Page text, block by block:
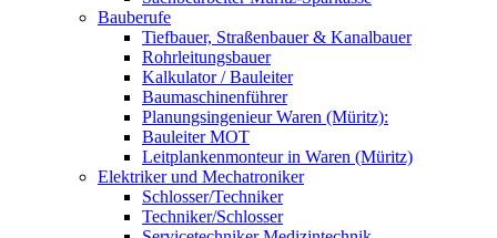
Bauberufe
Tiefbauer, Straßenbauer & Kanalbauer
Rohrleitungsbauer
Kalkulator / Bauleiter
Baumaschinenführer
Planungsingenieur Waren (Müritz):
Bauleiter MOT
Leitplankenmonteur in Waren (Müritz)
Elektriker und Mechatroniker
Schlosser/Techniker
Techniker/Schlosser